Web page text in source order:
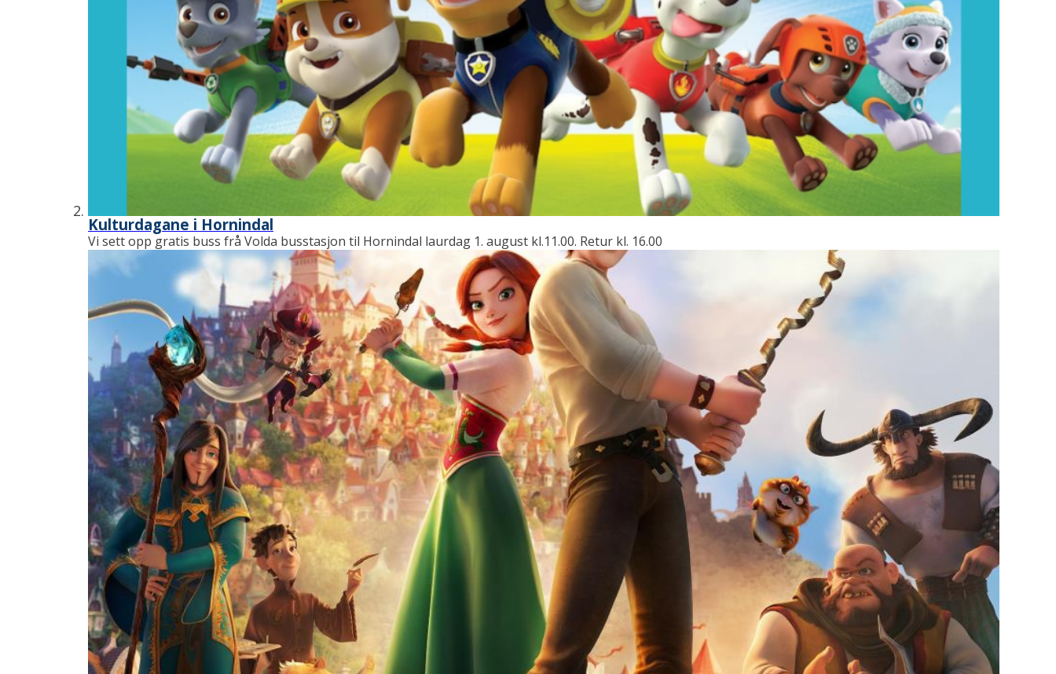
Kulturdagane i Hornindal
Vi sett opp gratis buss frå Volda busstasjon til Hornindal laurdag 1. august kl.11.00. Retur kl. 16.00